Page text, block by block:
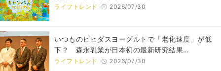
ライフトレンド 2026/07/30
いつものビヒダスヨーグルトで「老化速度」が低
下？ 森永乳業が日本初の最新研究結果…
ライフトレンド 2026/07/30